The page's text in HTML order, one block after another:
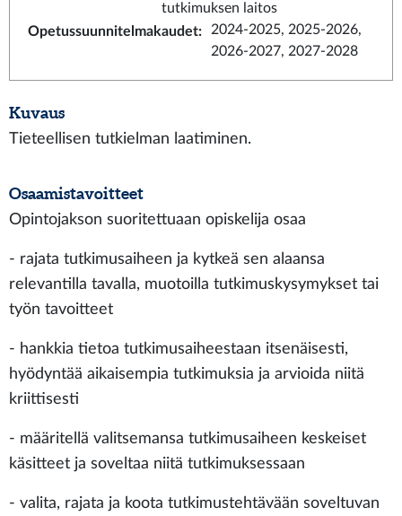
tutkimuksen laitos
Opetussuunnitelmakaudet:
2024-2025, 2025-2026,
2026-2027, 2027-2028
Kuvaus
Tieteellisen tutkielman laatiminen.
Osaamistavoitteet
Opintojakson suoritettuaan opiskelija osaa
- rajata tutkimusaiheen ja kytkeä sen alaansa
relevantilla tavalla, muotoilla tutkimuskysymykset tai
työn tavoitteet
- hankkia tietoa tutkimusaiheestaan itsenäisesti,
hyödyntää aikaisempia tutkimuksia ja arvioida niitä
kriittisesti
- määritellä valitsemansa tutkimusaiheen keskeiset
käsitteet ja soveltaa niitä tutkimuksessaan
- valita, rajata ja koota tutkimustehtävään soveltuvan